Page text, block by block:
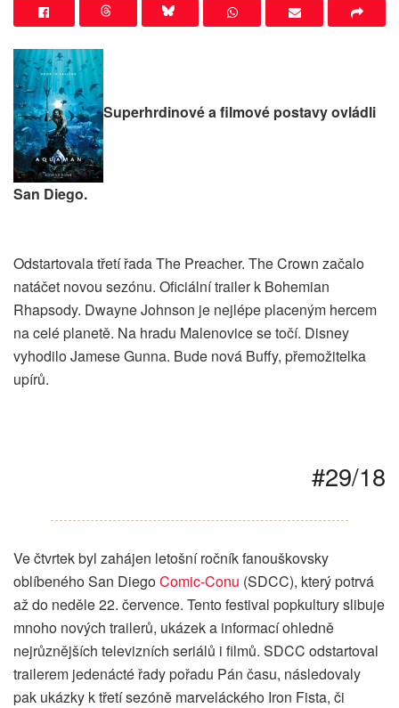
Superhrdinové a filmové postavy ovládli
San Diego.
Odstartovala třetí řada The Preacher. The Crown začalo
natáčet novou sezónu. Oficiální trailer k Bohemian
Rhapsody. Dwayne Johnson je nejlépe placeným hercem
na celé planetě. Na hradu Malenovice se točí. Disney
vyhodilo Jamese Gunna. Bude nová Buffy, přemožitelka
upírů.
#29/18
Ve čtvrtek byl zahájen letošní ročník fanouškovsky
oblíbeného San DiegoComic-Conu (SDCC), který potrvá
až do neděle 22. července. Tento festival popkultury slibuje
mnoho nových trailerů, ukázek a informací ohledně
nejrůznějších televizních seriálů i filmů. SDCC odstartoval
trailerem jedenácté řady pořadu Pán času, následovaly
pak ukázky k třetí sezóně marveláckého Iron Fista, či